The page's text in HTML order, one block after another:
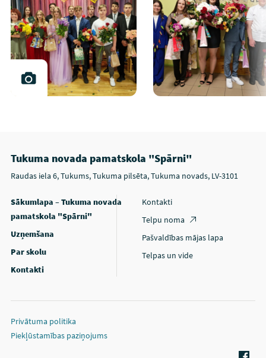
Tukuma novada pamatskola "Spārni"
Raudas iela 6, Tukums, Tukuma pilsēta, Tukuma novads, LV-3101
Sākumlapa – Tukuma novada
pamatskola "Spārni"
Uzņemšana
Par skolu
Kontakti
Kontakti
Telpu noma
Pašvaldības mājas lapa
Telpas un vide
Privātuma politika
Piekļūstamības paziņojums